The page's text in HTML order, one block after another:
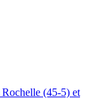
(45-5) et